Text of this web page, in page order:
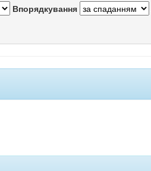
Впорядкування